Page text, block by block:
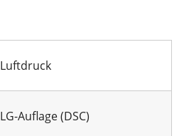
Luftdruck
LG-Auflage (DSC)